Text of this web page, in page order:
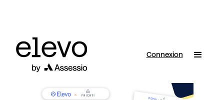
Connexion